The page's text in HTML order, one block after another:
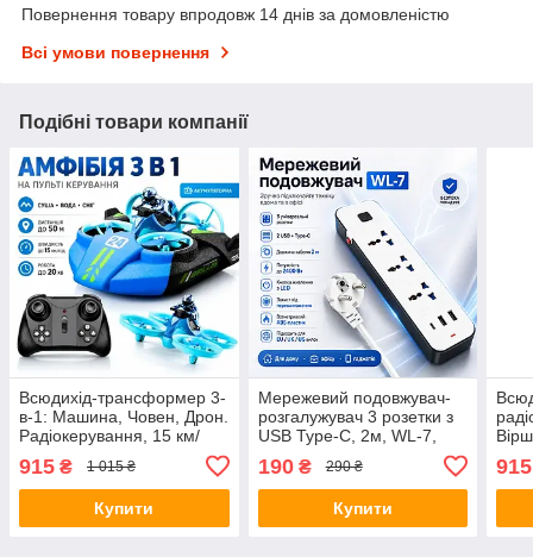
Повернення товару впродовж 14 днів за домовленістю
Всі умови повернення
Подібні товари компанії
Всюдихід-трансформер 3-
в-1: Машина, Човен, Дрон.
Радіокерування, 15 км/
Радіокерована іграшка
915 ₴ 1 015 ₴
Купити
Мережевий подовжувач-
розгалужувач 3 розетки з
USB Type-C, 2м, WL-7,
Білий / Подовжувач з USB
портами / Мережевий
фільтр
190₴ 290 ₴
Купити
915